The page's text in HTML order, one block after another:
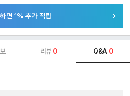
면 1% 추가 적립
리뷰 0 Q&A 0